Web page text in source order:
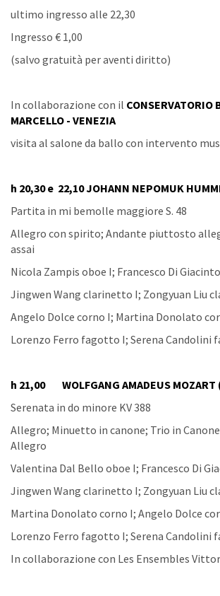
ultimo ingresso alle 22,30
Ingresso € 1,00
(salvo gratuità per aventi diritto)
In collaborazione con il CONSERVATORIO
MARCELLO - VENEZIA
visita al salone da ballo con intervento
h 20,30 e 22,10 JOHANN NEPOMUK
Partita in mi bemolle maggiore S. 48
Allegro con spirito; Andante piuttosto
assai
Nicola Zampis oboe I; Francesco Di
Jingwen Wang clarinetto I; Zongyuan Liu
Angelo Dolce corno I; Martina Donolato
Lorenzo Ferro fagotto I; Serena Candolini
h 21,00 WOLFGANG AMADEUS MOZART
Serenata in do minore KV 388
Allegro; Minuetto in canone; Trio in
Allegro
Valentina Dal Bello oboe I; Francesco Di
Jingwen Wang clarinetto I; Zongyuan Liu
Martina Donolato corno I; Angelo Dolce
Lorenzo Ferro fagotto I; Serena Candolini
In collaborazione con Les Ensembles